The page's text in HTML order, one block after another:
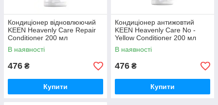
Кондиціонер відновлюючий
KEEN Heavenly Care Repair
Conditioner 200 мл
В наявності
476 ₴
Купити
Кондиціонер антижовтий
KEEN Heavenly Care No -
Yellow Conditioner 200 мл
В наявності
476 ₴
Купити